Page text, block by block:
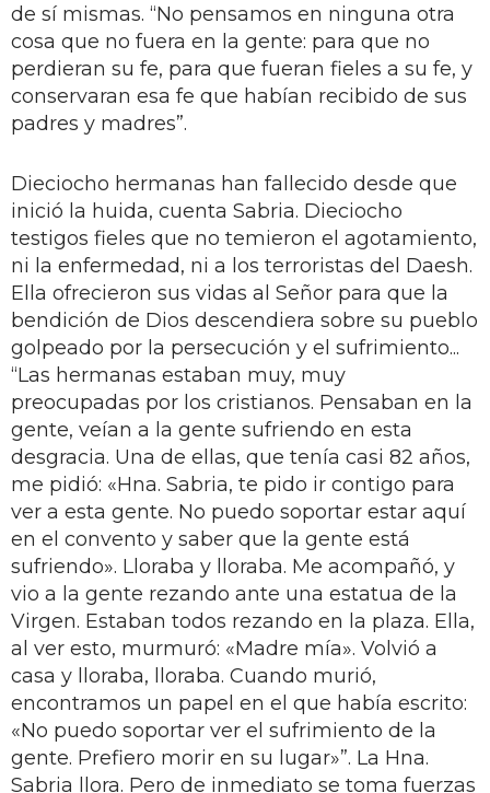
de sí mismas. “No pensamos en ninguna otra
cosa que no fuera en la gente: para que no
perdieran su fe, para que fueran fieles a su fe, y
conservaran esa fe que habían recibido de sus
padres y madres”.
Dieciocho hermanas han fallecido desde que
inició la huida, cuenta Sabria. Dieciocho
testigos fieles que no temieron el agotamiento,
ni la enfermedad, ni a los terroristas del Daesh.
Ella ofrecieron sus vidas al Señor para que la
bendición de Dios descendiera sobre su pueblo
golpeado por la persecución y el sufrimiento...
“Las hermanas estaban muy, muy
preocupadas por los cristianos. Pensaban en la
gente, veían a la gente sufriendo en esta
desgracia. Una de ellas, que tenía casi 82 años,
me pidió: «Hna. Sabria, te pido ir contigo para
ver a esta gente. No puedo soportar estar aquí
en el convento y saber que la gente está
sufriendo». Lloraba y lloraba. Me acompañó, y
vio a la gente rezando ante una estatua de la
Virgen. Estaban todos rezando en la plaza. Ella,
al ver esto, murmuró: «Madre mía». Volvió a
casa y lloraba, lloraba. Cuando murió,
encontramos un papel en el que había escrito:
«No puedo soportar ver el sufrimiento de la
gente. Prefiero morir en su lugar»”. La Hna.
Sabria llora. Pero de inmediato se toma fuerzas